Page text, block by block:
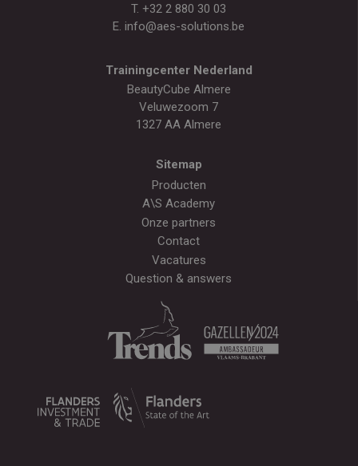
T. +32 2 880 30 03
E. info@aes-solutions.be
Trainingcenter Nederland
BeautyCube Almere
Veluwezoom 7
1327 AA Almere
Sitemap
Producten
A\S Academy
Onze partners
Contact
Vacatures
Question & answers